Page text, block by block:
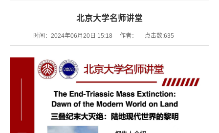
北京大学名师讲堂
时间：2024年06月20日 15:18 作者： 点击数:635